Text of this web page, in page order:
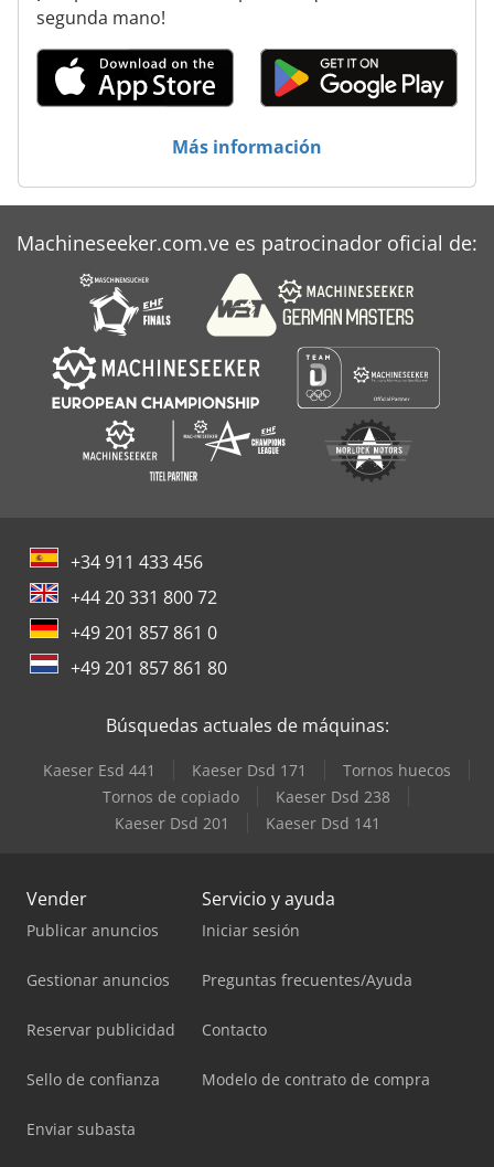
Plan
Schlebach Dsm 1000
Simplex Mazo 125
Wohlenberg 76 Spm
segunda mano!
Más información
Machineseeker.com.ve es patrocinador oficial de:
+34 911 433 456
+44 20 331 800 72
+49 201 857 861 0
+49 201 857 861 80
Búsquedas actuales de máquinas:
Kaeser Esd 441 Kaeser Dsd 171
Tornos huecos
Tornos de copiado
Kaeser Dsd 238
Kaeser Dsd 201
Kaeser Dsd 141
Vender
Publicar anuncios
Gestionar anuncios
Reservar publicidad
Sello de confianza
Enviar subasta
Servicio y ayuda
Iniciar sesión
Preguntas frecuentes/Ayuda
Contacto
Modelo de contrato de compra